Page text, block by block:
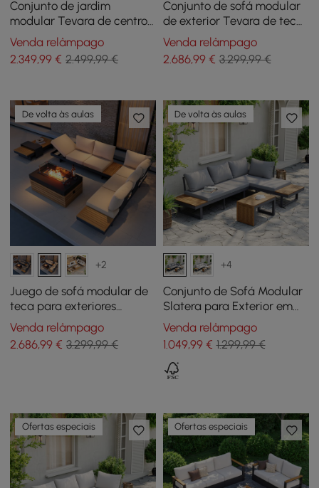
Conjunto de jardim
modular Tevara de centro
de madeira de teca e
alumínio - cinzento com
capa preta
Venda relâmpago
2.349,99 € 2.499,99 €
Conjunto de sofá modular
de exterior Tevara de teca
de 5 peças com lareira sem
fumo para 6 pessoas em
cinza
Venda relâmpago
2.686,99€ 3.299,99 €
De volta às aulas
+2
Juego de sofá modular de
teca para exteriores
Tevara de 5 piezas con
brasero sin humo para 6
personas en beige
Venda relâmpago
2.686,99 € 3.299,99 €
De volta às aulas
+4
Conjunto de Sofá Modular
Slatera para Exterior em
Acácia e Alumínio em
Cinza Escuro
Venda relâmpago
1.049,99€ 1.299,99 €
Ofertas especiais Ofertas especiais